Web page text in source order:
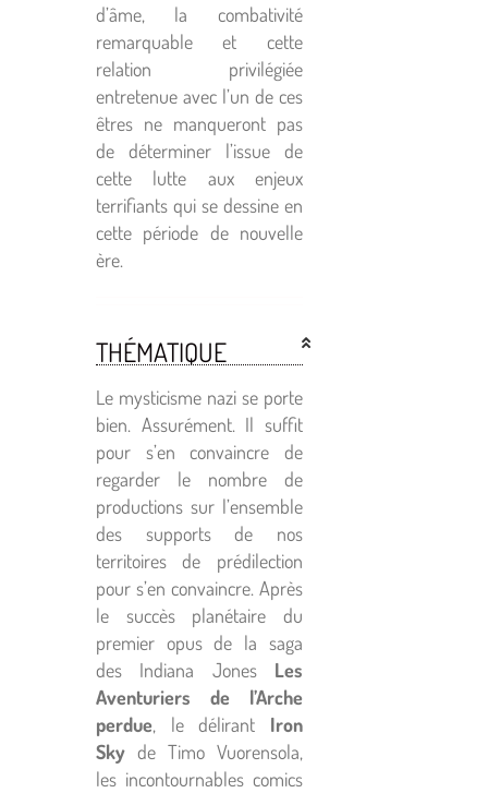
d’âme, la combativité
remarquable et cette
relation privilégiée
entretenue avec l’un de ces
êtres ne manqueront pas
de déterminer l’issue de
cette lutte aux enjeux
terrifiants qui se dessine en
cette période de nouvelle
ère.
THÉMATIQUE
Le mysticisme nazi se porte
bien. Assurément. Il suffit
pour s’en convaincre de
regarder le nombre de
productions sur l’ensemble
des supports de nos
territoires de prédilection
pour s’en convaincre. Après
le succès planétaire du
premier opus de la saga
des Indiana Jones Les
Aventuriers de l’Arche
perdue, le délirant Iron
Sky de Timo Vuorensola,
les incontournables comics